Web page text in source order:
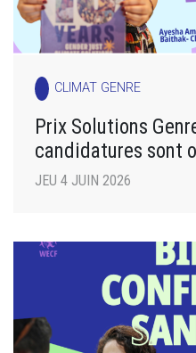
CLIMAT GENRE
Prix Solutions
candidatures sont
JEU 4 JUIN 2026